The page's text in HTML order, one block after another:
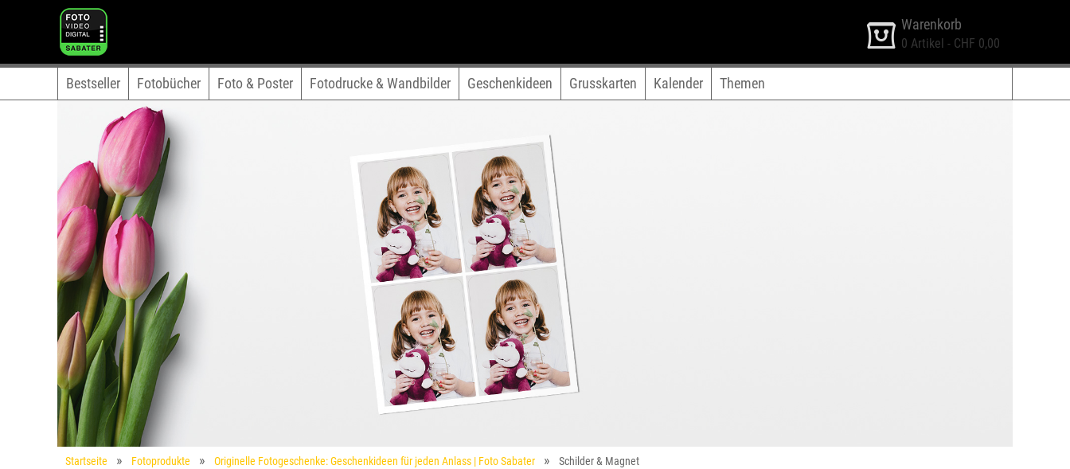
Warenkorb
0 Artikel - CHF 0,00
Bestseller Fotobücher Foto & Poster Fotodrucke & Wandbilder Geschenkideen Grusskarten Kalender Themen
Startseite Fotoprodukte Originelle Fotogeschenke: Geschenkideen für jeden Anlass | Foto Sabater Schilder & Magnet